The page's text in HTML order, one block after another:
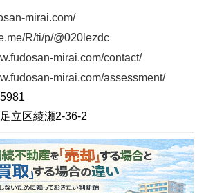
mirai.com/
R/ti/p/@020lezdc
mirai.com/contact/
mirai.com/assessment/
立区綾瀬2-36-2